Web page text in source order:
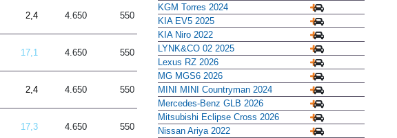
2,4 4.650 550
17,1 4.650 550
2,4 4.650 550
17,3 4.650 550
KGM Torres 2024
KIA EV5 2025
KIA Niro 2022
LYNK&CO 02 2025
Lexus RZ 2026
MG MGS6 2026
MINI MINI Countryman 2024
Mercedes-Benz GLB 2026
Mitsubishi Eclipse Cross 2026
Nissan Ariya 2022